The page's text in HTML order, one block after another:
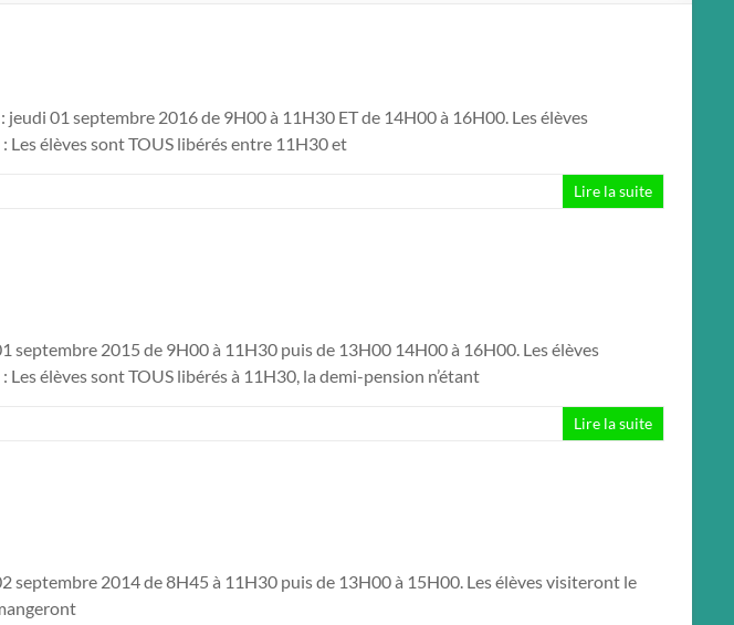
01 septembre 2016 de 9H00 à 11H30 ET de 14H00 à 16H00. Les élèves
élèves sont TOUS libérés entre 11H30 et
Lire la suite
septembre 2015 de 9H00 à 11H30 puis de 13H00 14H00 à 16H00. Les élèves
élèves sont TOUS libérés à 11H30, la demi-pension n’étant
Lire la suite
septembre 2014 de 8H45 à 11H30 puis de 13H00 à 15H00. Les élèves visiteront le